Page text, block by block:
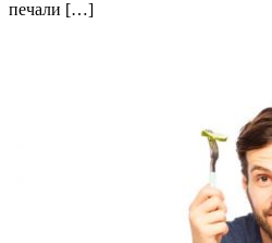
печали […]